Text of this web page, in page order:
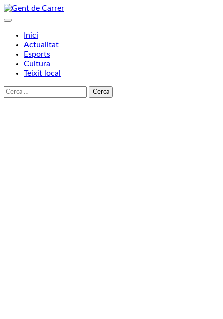
Skip
to
Inici
Actualitat
Esports
Cultura
Teixit local
Cerca: